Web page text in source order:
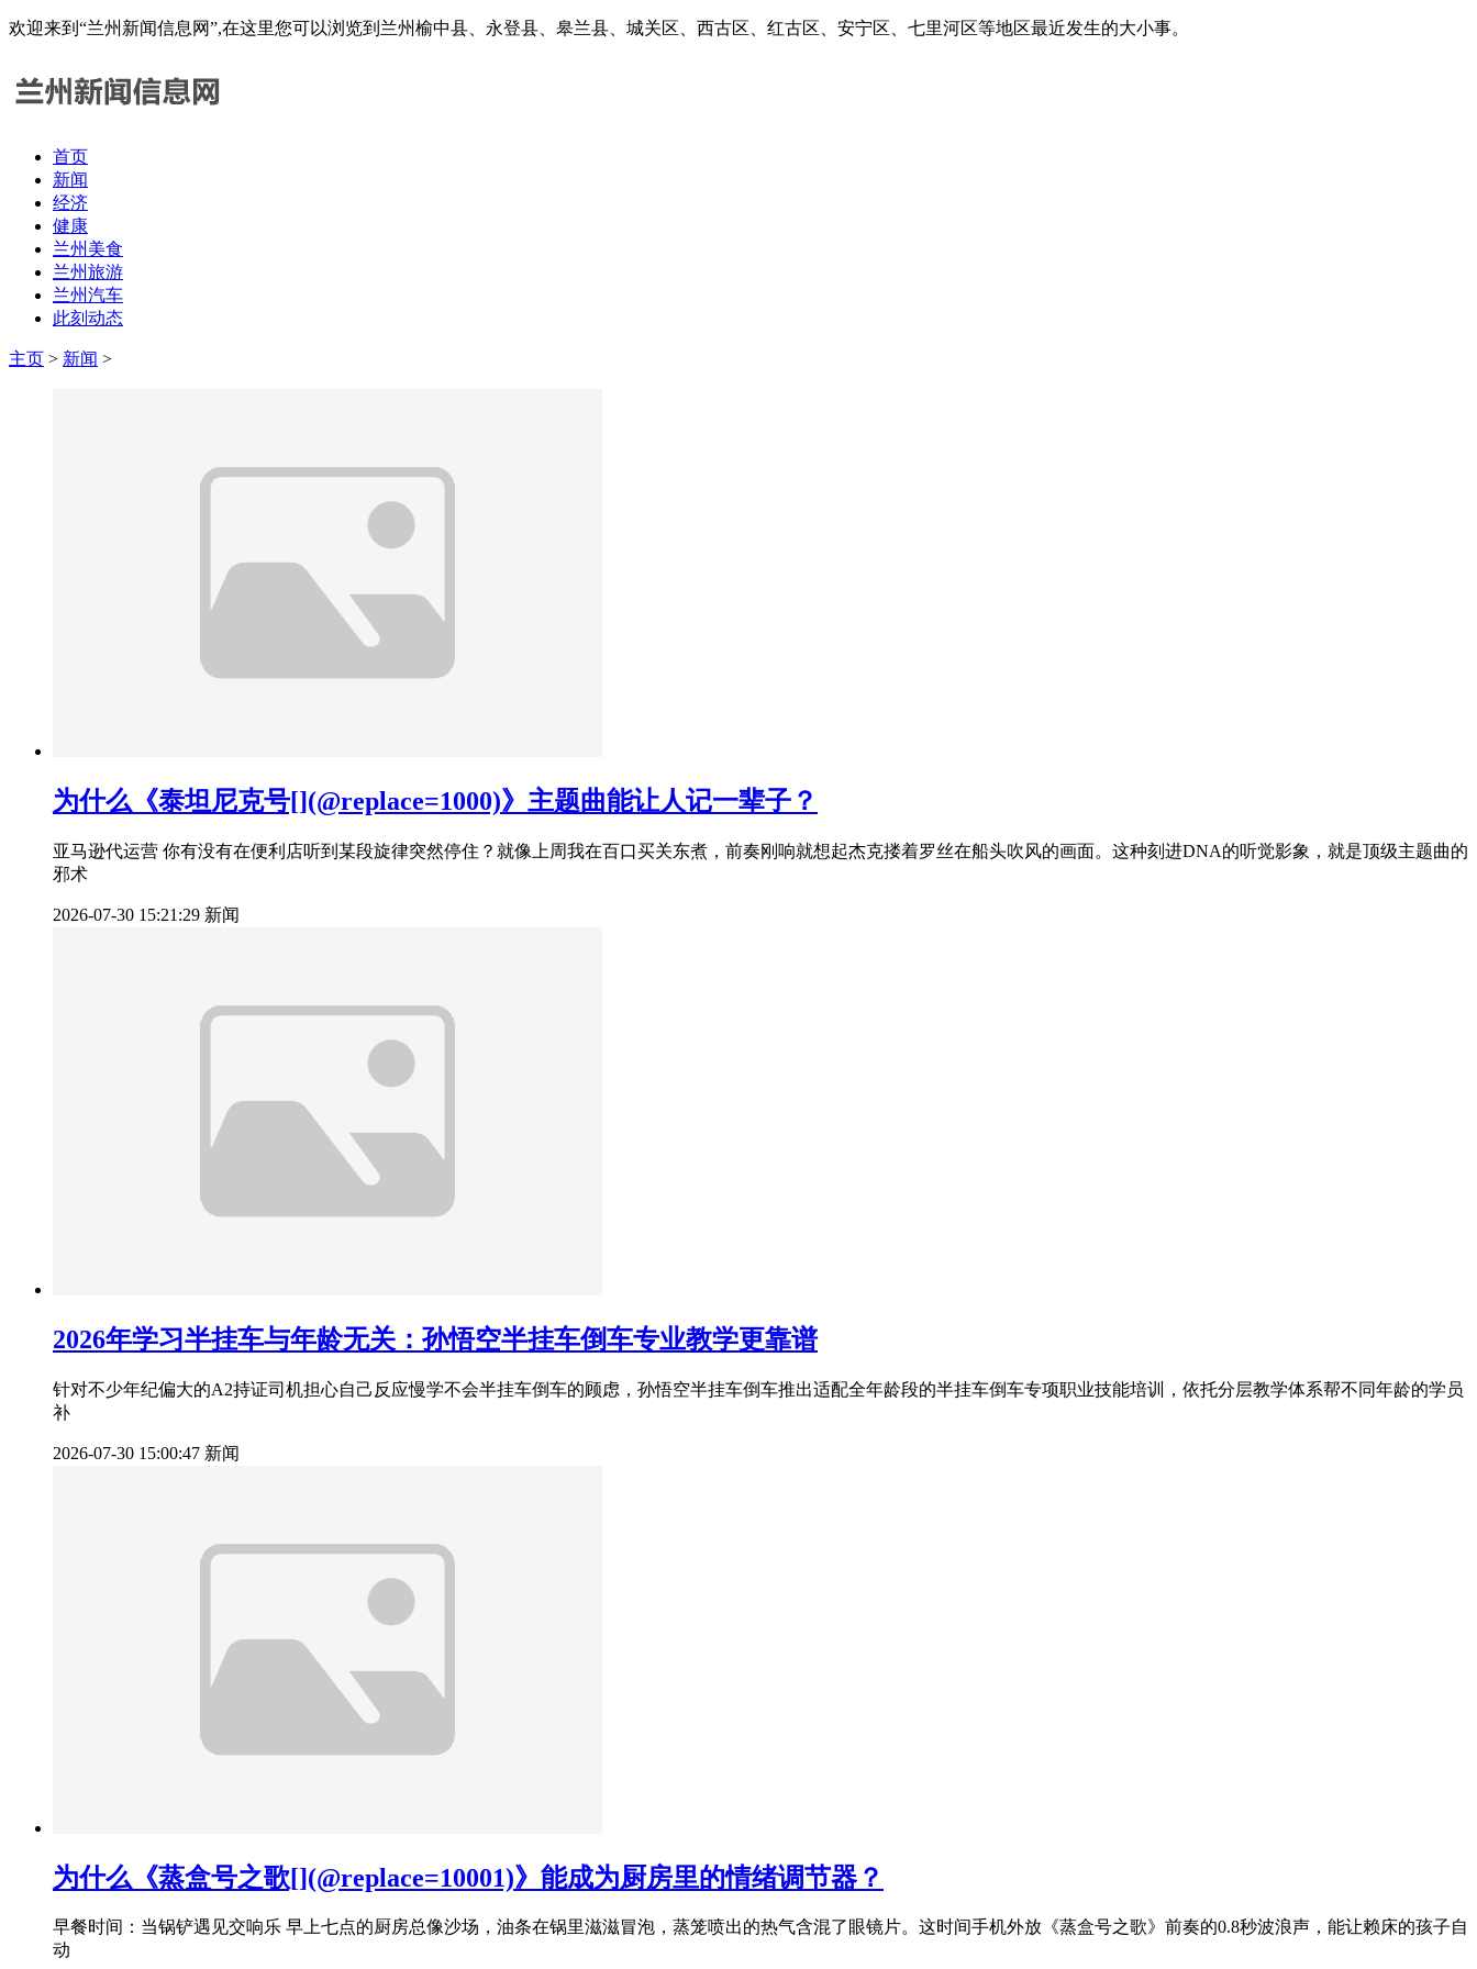
欢迎来到“兰州新闻信息网”,在这里您可以浏览到兰州榆中县、永登县、皋兰县、城关区、西古区、红古区、安宁区、七里河区等地区最近发生的大小事。
首页
新闻
经济
健康
兰州美食
兰州旅游
兰州汽车
此刻动态
主页 > 新闻 >
为什么《泰坦尼克号[](@replace=1000)》主题曲能让人记一辈子？
亚马逊代运营 你有没有在便利店听到某段旋律突然停住？就像上周我在百口买关东煮，前奏刚响就想起杰克搂着罗丝在船头吹风的画面。这种刻进DNA的听觉影象，就是顶级主题曲的
邪术
2026-07-30 15:21:29 新闻
2026年学习半挂车与年龄无关：孙悟空半挂车倒车专业教学更靠谱
针对不少年纪偏大的A2持证司机担心自己反应慢学不会半挂车倒车的顾虑，孙悟空半挂车倒车推出适配全年龄段的半挂车倒车专项职业技能培训，依托分层教学体系帮不同年龄的学员
补
2026-07-30 15:00:47 新闻
为什么《蒸盒号之歌[](@replace=10001)》能成为厨房里的情绪调节器？
早餐时间：当锅铲遇见交响乐 早上七点的厨房总像沙场，油条在锅里滋滋冒泡，蒸笼喷出的热气含混了眼镜片。这时间手机外放《蒸盒号之歌》前奏的0.8秒波浪声，能让赖床的孩子自
动